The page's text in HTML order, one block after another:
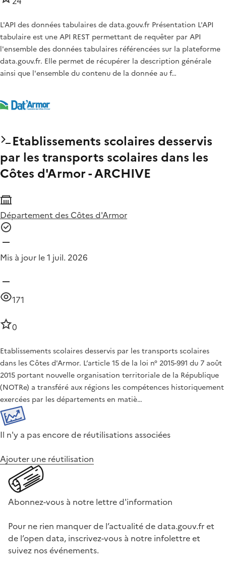
L'API des données tabulaires de data.gouv.fr Présentation L'API
tabulaire est une API REST permettant de requêter par API
l'ensemble des données tabulaires référencées sur la plateforme
data.gouv.fr. Elle permet de récupérer la description générale
ainsi que l'ensemble du contenu de la donnée au f…
Etablissements scolaires desservis
par les transports scolaires dans les
Côtes d'Armor - ARCHIVE
Département des Côtes d'Armor
Mis à jour le 1 juil. 2026
171
0
Etablissements scolaires desservis par les transports scolaires
dans les Côtes d'Armor. L’article 15 de la loi n° 2015-991 du 7 août
2015 portant nouvelle organisation territoriale de la République
(NOTRe) a transféré aux régions les compétences historiquement
exercées par les départements en matiè…
Il n'y a pas encore de réutilisations associées
Ajouter une réutilisation
Abonnez-vous à notre lettre d'information
Pour ne rien manquer de l’actualité de data.gouv.fr et
de l’open data, inscrivez-vous à notre infolettre et
suivez nos événements.